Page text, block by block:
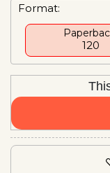
Format:
₹ 120